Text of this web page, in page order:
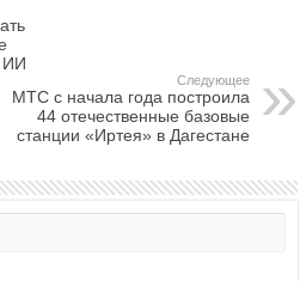
ИИ
Следующее
МТС с начала года построила
44 отечественные базовые
станции «Иртея» в Дагестане